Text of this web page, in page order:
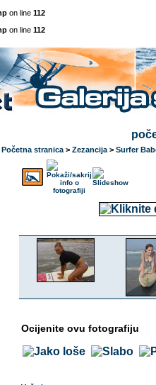
on line 112
on line 112
Početna stranica > Zezancija > Surfer
Ocijenite ovu fotografiju